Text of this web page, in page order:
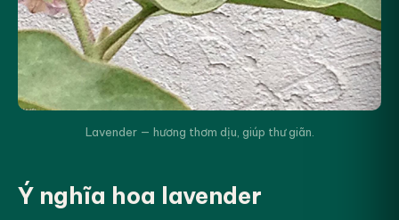
Lavender — hương thơm dịu, giúp thư giãn.
Ý nghĩa hoa lavender